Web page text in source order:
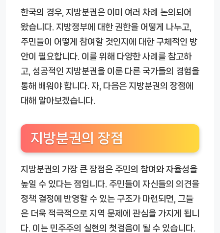
한국의 경우, 지방분권은 이미 여러 차례 논의되어
왔습니다. 지방정부에 대한 권한을 어떻게 나누고,
주민들이 어떻게 참여할 것인지에 대한 구체적인 방
안이 필요합니다. 이를 위해 다양한 사례를 참고하
고, 성공적인 지방분권을 이룬 다른 국가들의 경험을
통해 배워야 합니다. 자, 다음은 지방분권의 장점에
대해 알아보겠습니다.
지방분권의 장점
지방분권의 가장 큰 장점은 주민의 참여와 자율성을
높일 수 있다는 점입니다. 주민들이 자신들의 의견을
정책 결정에 반영할 수 있는 구조가 마련되면, 그들
은 더욱 적극적으로 지역 문제에 관심을 가지게 됩니
다. 이는 민주주의 실현의 첫걸음이 될 수 있습니다.